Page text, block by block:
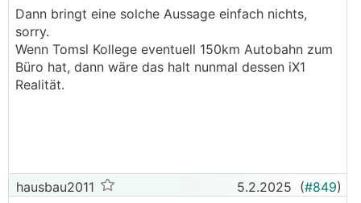
.
Dann bringt eine solche Aussage einfach nichts,
sorry.
Wenn Tomsl Kollege eventuell 150km Autobahn zum
Büro hat, dann wäre das halt nunmal dessen iX1
Realität.
hausbau2011 5.2.2025 (#849)